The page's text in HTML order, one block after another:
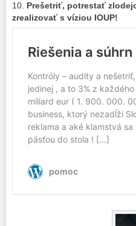
10. Prešetriť, potrestať
zrealizovať s víziou IOUP!